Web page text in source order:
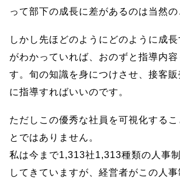
って部下の成長に差があるのは当然の
しかし先ほどのようにどのように成
がわかっていれば、おのずと指導内容
す。旬の知識を身につけさせ、接客販
に指導すればいいのです。
ただしこの優秀な社員を可視化するこ
とではありません。
私は今まで1,313社1,313種類の人事
してきていますが、経営者がこの人